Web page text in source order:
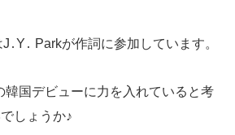
Parkが作詞に参加しています。
国デビューに力を入れていると考
しょうか♪